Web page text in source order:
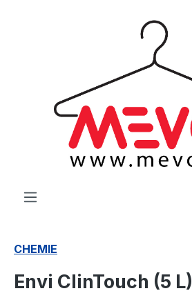
CHEMIE
Envi ClinTouch (5 L)